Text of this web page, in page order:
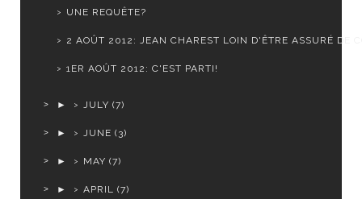
UNE REQUÊTE?
2 AOÛT 2012: JEAN CHAREST LOIN D'ÊTRE ASSURÉ DE
1ER AOÛT 2012: C'EST PARTI!
► JULY (7)
► JUNE (3)
► MAY (7)
► APRIL (7)